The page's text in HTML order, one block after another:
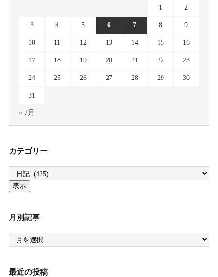
1 2
3 4 5 6 7 8 9
10 11 12 13 14 15 16
17 18 19 20 21 22 23
24 25 26 27 28 29 30
31
« 7月
カテゴリー
月別記事
月
記
最近の投稿